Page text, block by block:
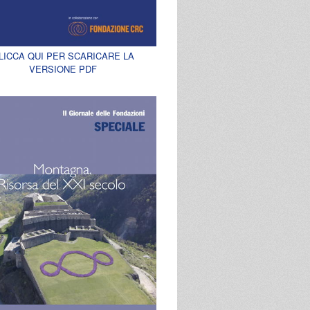
QUI PER SCARICARE LA
VERSIONE PDF